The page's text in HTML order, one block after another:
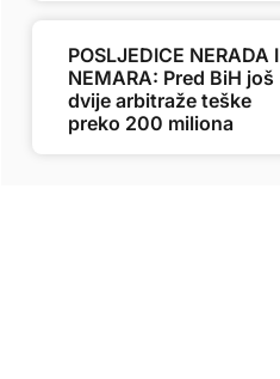
POSLJEDICE NERADA I
NEMARA: Pred BiH još
dvije arbitraže teške
preko 200 miliona